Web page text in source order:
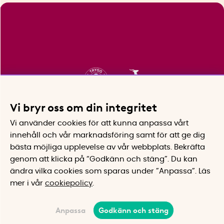
Vi bryr oss om din integritet
Vi använder cookies för att kunna anpassa vårt
innehåll och vår marknadsföring samt för att ge dig
bästa möjliga upplevelse av vår webbplats.
Bekräfta
genom att klicka på “Godkänn och stäng”. Du kan
ändra vilka cookies som sparas under ”Anpassa”.
Läs
mer i vår cookiepolicy
Anpassa Godkänn och stäng